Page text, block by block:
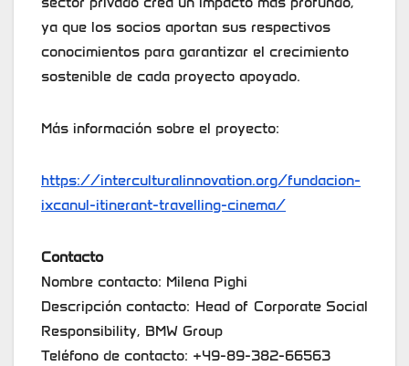
ya que los socios aportan sus respectivos
conocimientos para garantizar el crecimiento
sostenible de cada proyecto apoyado.
Más información sobre el proyecto:
https://interculturalinnovation.org/fundacion-
ixcanul-itinerant-travelling-cinema/
Contacto
Nombre contacto: Milena Pighi
Descripción contacto: Head of Corporate Social
Responsibility, BMW Group
Teléfono de contacto: +49-89-382-66563